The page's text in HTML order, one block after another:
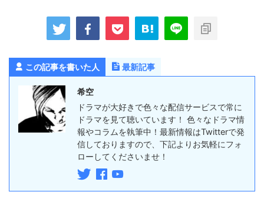
この記事を書いた人 最新記事
希空
ドラマが大好きで色々な配信サービスで常に
ドラマを見て聴いています！ 色々なドラマ情
報やコラムを執筆中！最新情報はTwitterで発
信しておりますので、下記よりお気軽にフォ
ローしてくださいませ！